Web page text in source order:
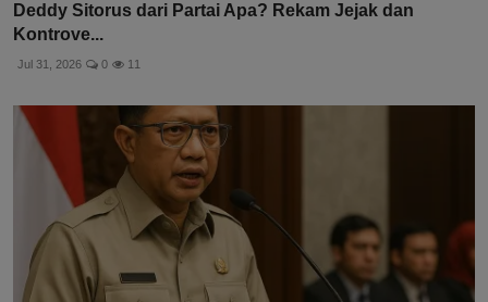
Deddy Sitorus dari Partai Apa? Rekam Jejak dan
Kontrove...
Jul 31, 2026 0 11